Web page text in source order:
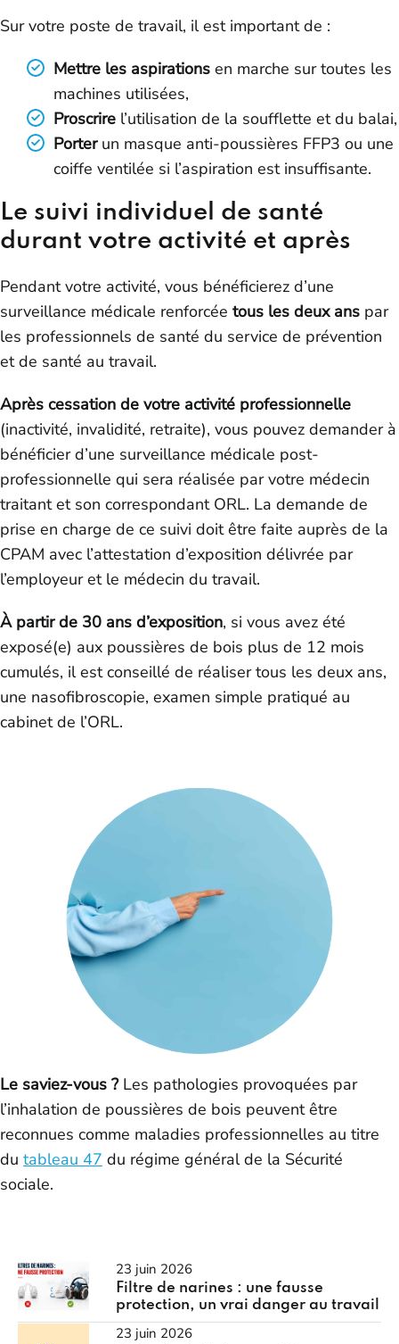
Sur votre poste de travail, il est important de :
Mettre les aspirations en marche sur toutes les
machines utilisées,
Proscrire l’utilisation de la soufflette et du balai,
Porterun masque anti-poussières FFP3 ou une
coiffe ventilée si l’aspiration est insuffisante.
Le suivi individuel de santé
durant votre activité et après
Pendant votre activité, vous bénéficierez d’une
surveillance médicale renforcée tous les deux ans par
les professionnels de santé du service de prévention
et de santé au travail.
Après cessation de votre activité professionnelle
(inactivité, invalidité, retraite), vous pouvez demander à
bénéficier d’une surveillance médicale post-
professionnelle qui sera réalisée par votre médecin
traitant et son correspondant ORL. La demande de
prise en charge de ce suivi doit être faite auprès de la
CPAM avec l’attestation d’exposition délivrée par
l’employeur et le médecin du travail.
À partir de 30 ans d’exposition, si vous avez été
exposé(e) aux poussières de bois plus de 12 mois
cumulés, il est conseillé de réaliser tous les deux ans,
une nasofibroscopie, examen simple pratiqué au
cabinet de l’ORL.
Le saviez-vous ?Les pathologies provoquées par
l’inhalation de poussières de bois peuvent être
reconnues comme maladies professionnelles au titre
du tableau 47 du régime général de la Sécurité
sociale.
23 juin 2026
Filtre de narines : une fausse
protection, un vrai danger au travail
23 juin 2026